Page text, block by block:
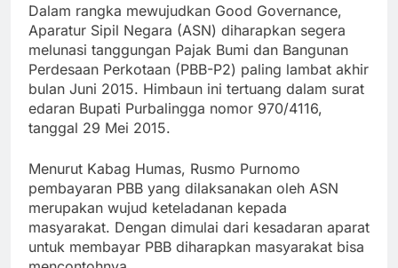
Dalam rangka mewujudkan Good Governance,
Aparatur Sipil Negara (ASN) diharapkan segera
melunasi tanggungan Pajak Bumi dan Bangunan
Perdesaan Perkotaan (PBB-P2) paling lambat akhir
bulan Juni 2015. Himbaun ini tertuang dalam surat
edaran Bupati Purbalingga nomor 970/4116,
tanggal 29 Mei 2015.
Menurut Kabag Humas, Rusmo Purnomo
pembayaran PBB yang dilaksanakan oleh ASN
merupakan wujud keteladanan kepada
masyarakat. Dengan dimulai dari kesadaran aparat
untuk membayar PBB diharapkan masyarakat bisa